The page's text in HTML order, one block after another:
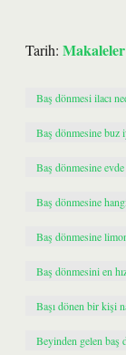
Tarih: Makaleler
Baş dönmesi ilacı
Baş dönmesine buz
Baş dönmesine
Baş dönmesine
Baş dönmesine
Baş dönmesini en
Başı dönen bir kişi
Beyinden gelen baş